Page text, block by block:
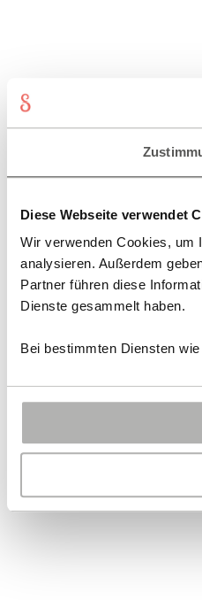
Diese Webseite verwendet
Wir verwenden Cookies, um
analysieren. Außerdem
Partner führen diese
Dienste gesammelt haben.
Bei bestimmten Diensten